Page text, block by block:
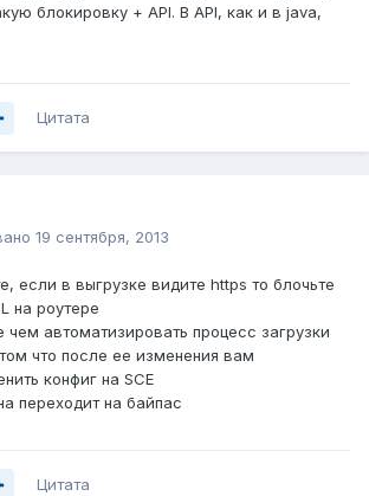
блокировку + API. В API, как и в java,
Цитата
19 сентября, 2013
если в выгрузке видите https то блочьте
на роутере
чем автоматизировать процесс загрузки
что после ее изменения вам
конфиг на SCE
переходит на байпас
Цитата